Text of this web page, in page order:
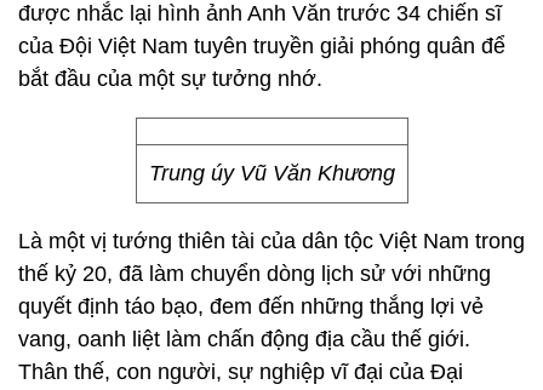
được nhắc lại hình ảnh Anh Văn trước 34 chiến sĩ
của Đội Việt Nam tuyên truyền giải phóng quân để
bắt đầu của một sự tưởng nhớ.
Trung úy Vũ Văn Khương
Là một vị tướng thiên tài của dân tộc Việt Nam trong
thế kỷ 20, đã làm chuyển dòng lịch sử với những
quyết định táo bạo, đem đến những thắng lợi vẻ
vang, oanh liệt làm chấn động địa cầu thế giới.
Thân thế, con người, sự nghiệp vĩ đại của Đại